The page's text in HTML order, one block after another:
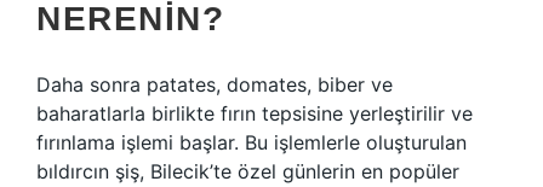
NERENIN?
Daha sonra patates, domates, biber ve
baharatlarla birlikte fırın tepsisine yerleştirilir ve
fırınlama işlemi başlar. Bu işlemlerle oluşturulan
bıldırcın şiş, Bilecik’te özel günlerin en popüler